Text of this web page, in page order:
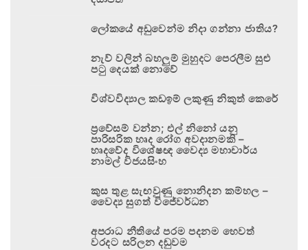
ලෝකයේ අඩුවෙන්ම නිදා ගන්නා ජාතිය?
නැව් වලින් බහලුම් මුහුදට පෙරලීම සුළු
පටු දෙයක් නොවේ
විශ්වවිද්‍යාල කඩඉම් ලකුණු නිකුත් කෙරේ
ප්‍රවේසම් වන්න; එල් නිනෝ යනු
පාරිසරික හෘද රෝග අවදානමකි –
හෘදවේද විශේෂඥ වෛද්‍ය මහාචාර්ය
නාමල් විජයසිංහ
කුස තුළ සැඟවුණු නොනිදන කම්හල –
වෛද්‍ය සුගත් විජේවර්ධන
අපරාධ නීතියේ පරම පදනම හෙවත්
වරදට සරිලන දඬුවම